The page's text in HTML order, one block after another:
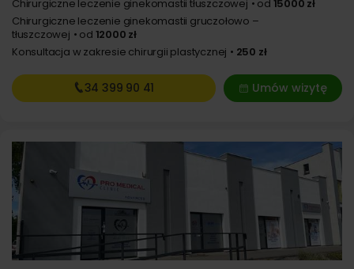
Chirurgiczne leczenie ginekomastii tłuszczowej
od 15000 zł
Chirurgiczne leczenie ginekomastii gruczołowo –
tłuszczowej
od 12000 zł
Konsultacja w zakresie chirurgii plastycznej
250 zł
Umów wizytę
34 399 90 41